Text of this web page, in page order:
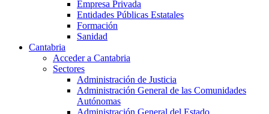
Empresa Privada
Entidades Públicas Estatales
Formación
Sanidad
Cantabria
Acceder a Cantabria
Sectores
Administración de Justicia
Administración General de las Comunidades
Autónomas